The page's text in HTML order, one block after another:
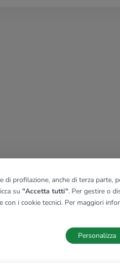
profilazione, anche di terza parte,
su "Accetta tutti". Per gestire o
i cookie tecnici. Per maggiori
Personalizza